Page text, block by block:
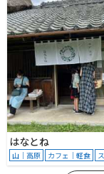
はなとね
山｜高原 カフェ｜軽食